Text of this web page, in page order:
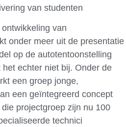
van studenten
van
onder meer uit de presentatie
op de autotentoonstelling
echter niet bij. Onder de
een groep jonge,
een geïntegreerd concept
projectgroep zijn nu 100
technici